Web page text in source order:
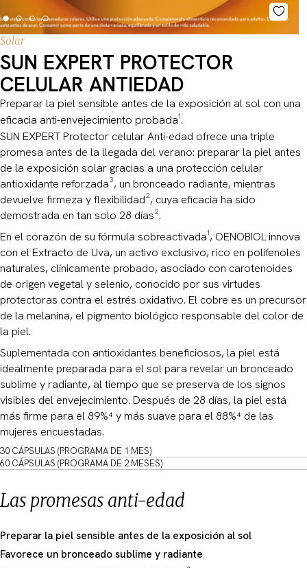
Solar
SUN EXPERT PROTECTOR
CELULAR ANTIEDAD
Preparar la piel sensible antes de la exposición al sol con una
eficacia anti-envejecimiento probada¹.
SUN EXPERT Protector celular Anti-edad ofrece una triple
promesa antes de la llegada del verano: preparar la piel antes
de la exposición solar gracias a una protección celular
antioxidante reforzada³, un bronceado radiante, mientras
devuelve firmeza y flexibilidad², cuya eficacia ha sido
demostrada en tan solo 28 días².
En el corazón de su fórmula sobreactivada¹, OENOBIOL innova
con el Extracto de Uva, un activo exclusivo, rico en polifenoles
naturales, clínicamente probado, asociado con carotenoides
de origen vegetal y selenio, conocido por sus virtudes
protectoras contra el estrés oxidativo. El cobre es un precursor
de la melanina, el pigmento biológico responsable del color de
la piel.
Suplementada con antioxidantes beneficiosos, la piel está
idealmente preparada para el sol para revelar un bronceado
sublime y radiante, al tiempo que se preserva de los signos
visibles del envejecimiento. Después de 28 días, la piel está
más firme para el 89%⁴ y más suave para el 88%⁴ de las
mujeres encuestadas.
30 CÁPSULAS (PROGRAMA DE 1 MES)
60 CÁPSULAS (PROGRAMA DE 2 MESES)
Las promesas anti-edad
Preparar la piel sensible antes de la exposición al sol
Favorece un bronceado sublime y radiante